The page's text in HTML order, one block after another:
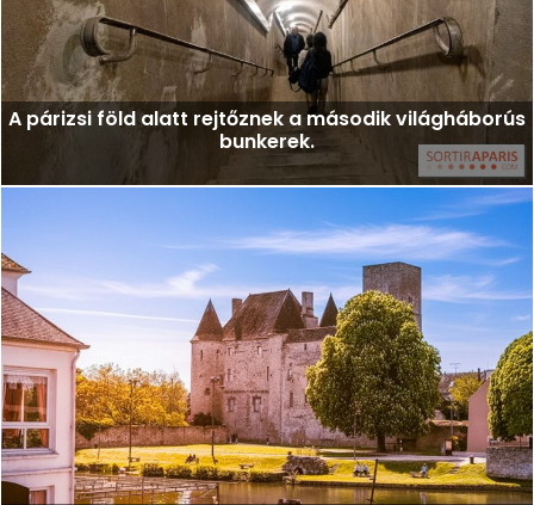
A párizsi föld alatt rejtőznek a második világháborús
bunkerek.